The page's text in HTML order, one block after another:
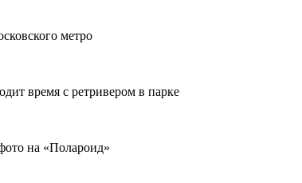
метро
время с ретривером в парке
на «Полароид»